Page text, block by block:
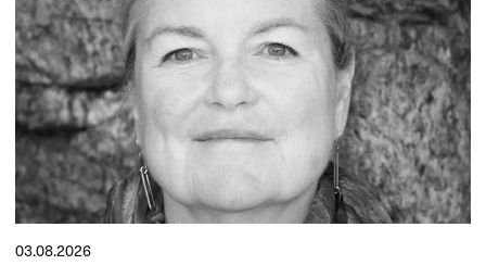
03.08.2026